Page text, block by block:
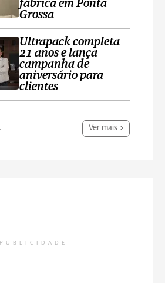
fábrica em Ponta
Grossa
Ultrapack completa
21 anos e lança
campanha de
aniversário para
clientes
Ver mais
PUBLICIDADE